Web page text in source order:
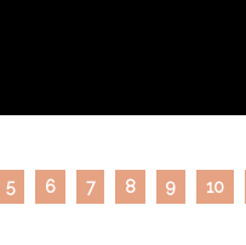
5 6 7 8 9 10